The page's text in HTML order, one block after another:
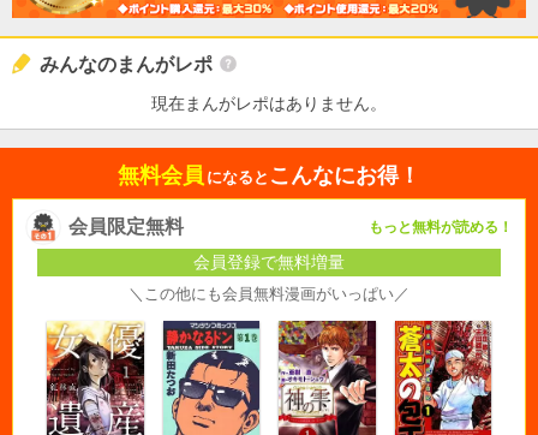
みんなのまんがレポ
現在まんがレポはありません。
無料会員 になると こんなにお得！
会員限定無料 もっと無料が読める！
会員登録で無料増量
＼この他にも会員無料漫画がいっぱい／